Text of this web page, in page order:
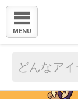
MENU